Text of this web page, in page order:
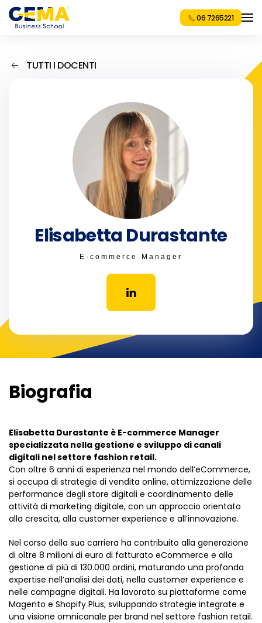
06 7265221
TUTTI I DOCENTI
Elisabetta Durastante
E-commerce Manager
Biografia
Elisabetta Durastante è E-commerce Manager
specializzata nella gestione e sviluppo di canali
digitali nel settore fashion retail.
Con oltre 6 anni di esperienza nel mondo dell’eCommerce,
si occupa di strategie di vendita online, ottimizzazione delle
performance degli store digitali e coordinamento delle
attività di marketing digitale, con un approccio orientato
alla crescita, alla customer experience e all’innovazione.
Nel corso della sua carriera ha contribuito alla generazione
di oltre 8 milioni di euro di fatturato eCommerce e alla
gestione di più di 130.000 ordini, maturando una profonda
expertise nell’analisi dei dati, nella customer experience e
nelle campagne digitali. Ha lavorato su piattaforme come
Magento e Shopify Plus, sviluppando strategie integrate e
una visione omnicanale per brand nel settore fashion retail.